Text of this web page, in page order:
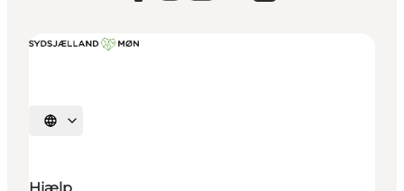
Vælg sprog
Hjælp